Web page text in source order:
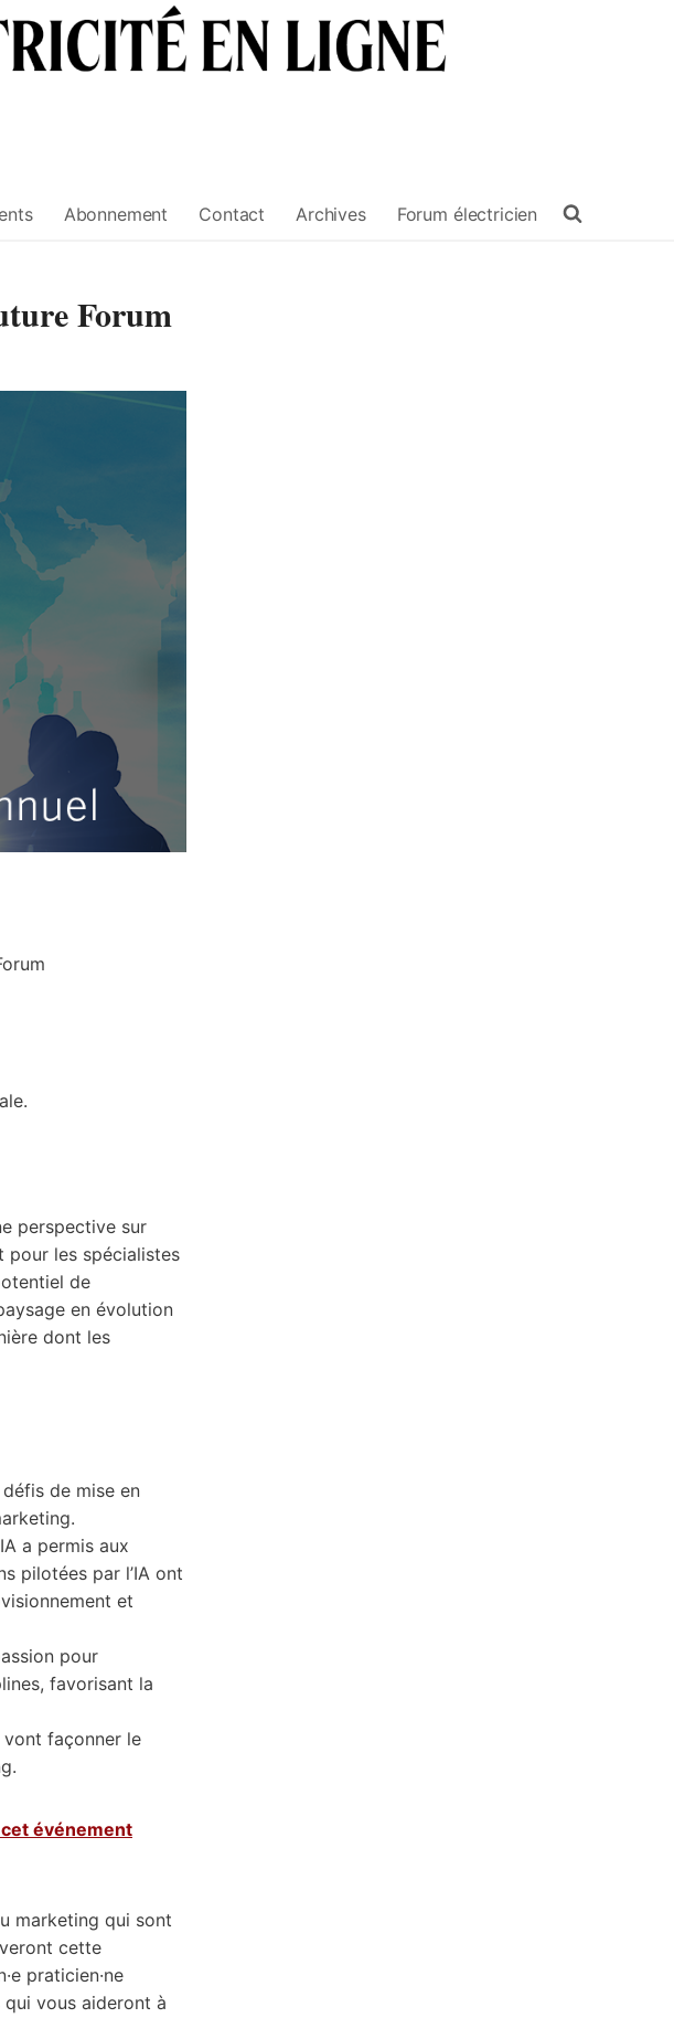
Abonnement Contact Archives Forum électricien
Forum
perspective sur
pour les spécialistes
de
en évolution
dont les
de mise en
a permis aux
pilotées par l’IA ont
et
pour
favorisant la
vont façonner le
événement
marketing qui sont
cette
praticien·ne
vous aideront à